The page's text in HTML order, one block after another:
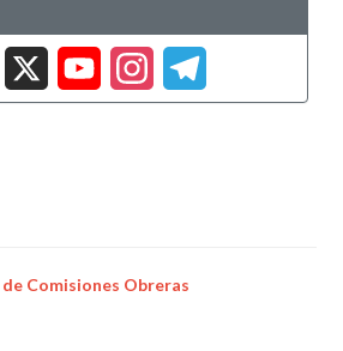
X
Comisiones Obreras